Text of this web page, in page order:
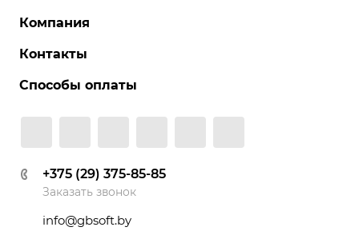
Компания
Контакты
Способы оплаты
+375 (29) 375-85-85
Заказать звонок
info@gbsoft.by